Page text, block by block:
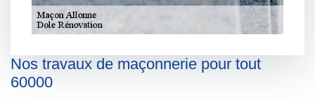
Nos travaux de maçonnerie pour tout
60000